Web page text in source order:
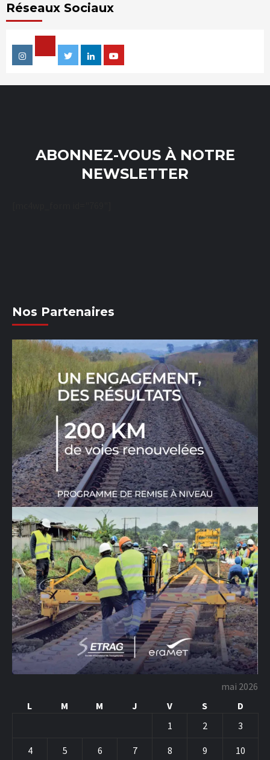
Réseaux Sociaux
Instagram
Facebook
TwitterLinkedin
ABONNEZ-VOUS À NOTRE
NEWSLETTER
Nos Partenaires
mai 2026
L
M M J V S
D
1
2 3
4 5 6 7 8 9 10